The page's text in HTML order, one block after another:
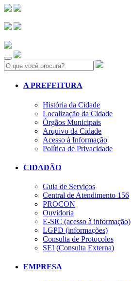
Search:
A PREFEITURA
História da Cidade
Localização da Cidade
Órgãos Municipais
Arquivo da Cidade
Acesso à Informação
Política de Privacidade
CIDADÃO
Guia de Serviços
Central de Atendimento 156
PROCON
Ouvidoria
E-SIC (acesso à informação)
LGPD (informações)
Consulta de Protocolos
SEI (Consulta Externa)
EMPRESA